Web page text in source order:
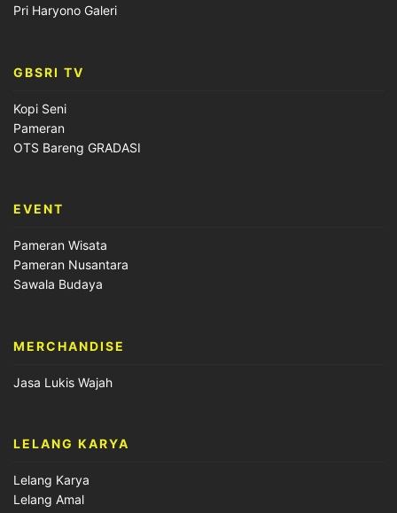
Pri Haryono Galeri
GBSRI TV
Kopi Seni
Pameran
OTS Bareng GRADASI
EVENT
Pameran Wisata
Pameran Nusantara
Sawala Budaya
MERCHANDISE
Jasa Lukis Wajah
LELANG KARYA
Lelang Karya
Lelang Amal